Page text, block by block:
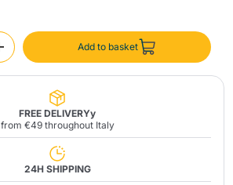
Add to basket
FREE DELIVERYy
from €49 throughout Italy
24H SHIPPING